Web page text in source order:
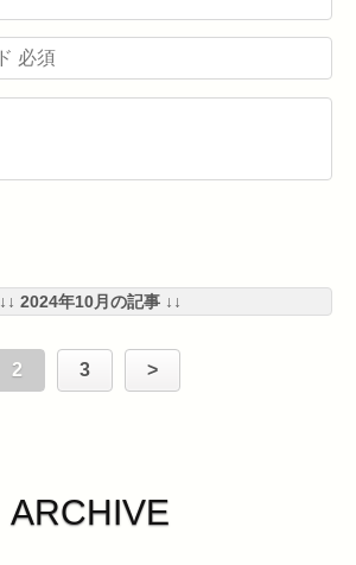
↓↓ 2024年10月の記事 ↓↓
2 3 >
ARCHIVE